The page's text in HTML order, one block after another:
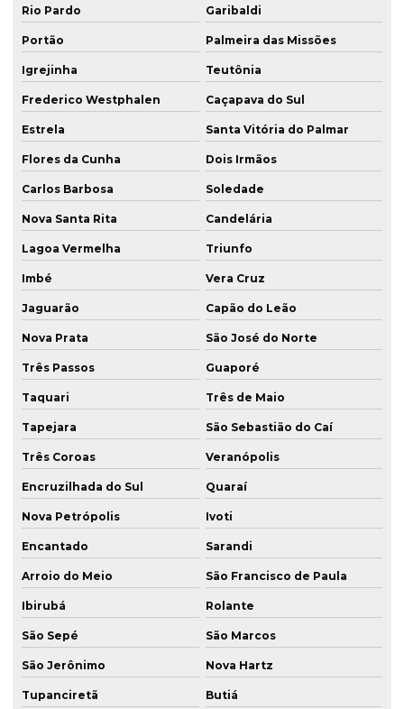
Fundação com estaca para terreno rochoso rs
Fundação com estaca para terreno rochoso sc
Fundação com estacas de concreto
Fundação hélice contínua
Fundação com hélice contínua sc
Fundação para obra pesada rs
Fundação para ponte rs
Fundação para ponte sc
Fundação profunda
Fundações engenharia civil
Fundações especiais
Fundações profundas estacas
Geotecnia e fundações
Hélice contínua monitorada
Hélice contínua monitorada para obra sc
Hélice segmentada no rs
Instalação de tirante em fundação rs
Instalação de tirante em fundação sc
Máquina ek300 para fundação sc
Parede de diafragma em florianópolis
Rio Pardo Garibaldi
Portão Palmeira das Missões
Igrejinha Teutônia
Frederico Westphalen Caçapava do Sul
Estrela Santa Vitória do Palmar
Flores da Cunha Dois Irmãos
Carlos Barbosa Soledade
Nova Santa Rita Candelária
Lagoa Vermelha Triunfo
Imbé Vera Cruz
Jaguarão Capão do Leão
Nova Prata São José do Norte
Três Passos Guaporé
Taquari Três de Maio
Tapejara São Sebastião do Caí
Três Coroas Veranópolis
Encruzilhada do Sul Quaraí
Nova Petrópolis Ivoti
Encantado Sarandi
Arroio do Meio São Francisco de Paula
Ibirubá Rolante
São Sepé São Marcos
São Jerônimo Nova Hartz
Tupanciretã Butiá